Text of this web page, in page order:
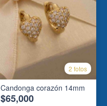
2 fotos
Candonga corazón 14mm
$65,000